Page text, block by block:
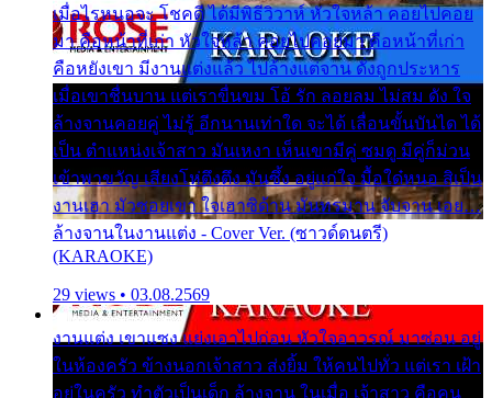
เมื่อไรหนอจะ โชคดี ได้มีพิธีวิวาห์ หัวใจหล้า คอยไปคอย
มา คือหน้าที่เก่า หัวใจหล้า คอยไปคอยมา คือหน้าที่เก่า
คือหยังเขา มีงานแต่งแล้ว ไปล้างแต่จาน ดั่งถูกประหาร
เมื่อเขาชื่นบาน แต่เราขื่นขม โอ้ รัก ลอยลม ไม่สม ดัง ใจ
ล้างจานคอยคู่ ไม่รู้ อีกนานเท่าใด จะได้ เลื่อนขั้นบันได ได้
เป็น ตำแหน่งเจ้าสาว มันเหงา เห็นเขามีคู่ ซมดู มีคู่ก็ม่วน
เข้าพาขวัญ เสียงโห่ตึงตึง มันซึ้ง อยู่แก่ใจ มื้อใด๋หนอ สิเป็น
งานเฮา มัวซอยเขา ใจเฮาซิด้าน มันทรมาน จับจาน เอย…
ล้างจานในงานแต่ง - Cover Ver. (ซาวด์ดนตรี)
(KARAOKE)
29 views • 03.08.2569
งานแต่ง เขาแซง แย่งเอาไปก่อน หัวใจอาวรณ์ มาซ่อน อยู่
ในห้องครัว ข้างนอกเจ้าสาว ส่งยิ้ม ให้คนไปทั่ว แต่เรา เฝ้า
อยู่ในครัว ทำตัวเป็นเด็ก ล้างจาน ในเมื่อ เจ้าสาว คือคน